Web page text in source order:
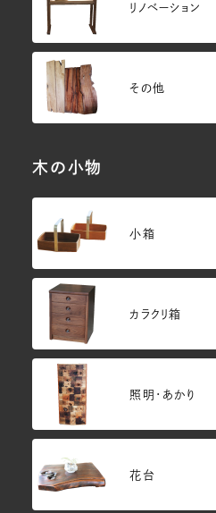
リノベーション
その他
木の小物
小箱
カラクリ箱
照明・あかり
花台